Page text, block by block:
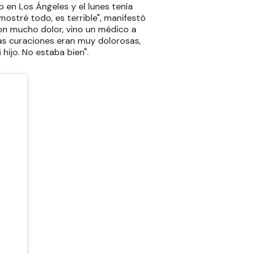
en Los Ángeles y el lunes tenía
todo, es terrible", manifestó
mucho dolor, vino un médico a
curaciones eran muy dolorosas,
No estaba bien".